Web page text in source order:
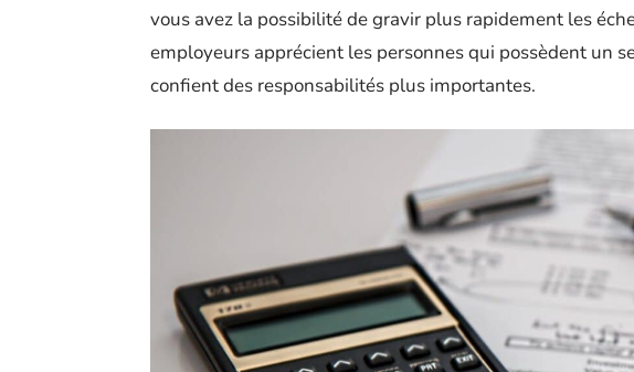
vous avez la possibilité de gravir plus rapidement les
employeurs apprécient les personnes qui possèdent un
confient des responsabilités plus importantes.